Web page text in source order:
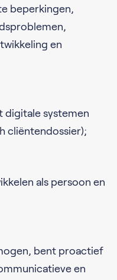
beperkingen,
en
digitale systemen
cliëntendossier);
als persoon en
bent proactief
en